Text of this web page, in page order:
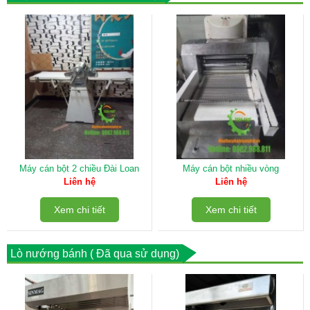
Máy cán bột 2 chiều Đài Loan
Liên hệ
Xem chi tiết
Máy cán bột nhiều vòng
Liên hệ
Xem chi tiết
Lò nướng bánh ( Đã qua sử dụng)